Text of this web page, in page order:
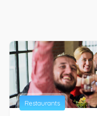
Restaurants